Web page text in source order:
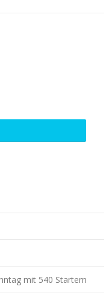
mit 540 Startern